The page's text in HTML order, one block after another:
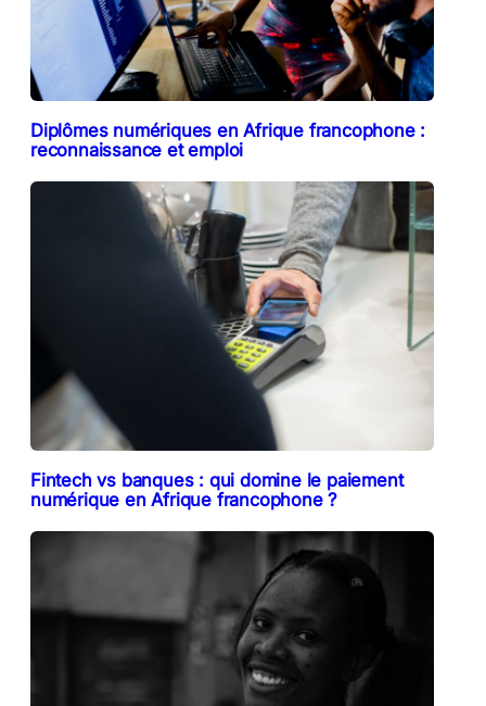
Diplômes numériques en Afrique francophone :
reconnaissance et emploi
Fintech vs banques : qui domine le paiement
numérique en Afrique francophone ?